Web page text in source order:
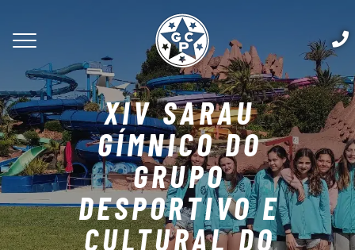
XIV SARAU
GÍMNICO DO
GRUPO
DESPORTIVO E
CULTURAL DO